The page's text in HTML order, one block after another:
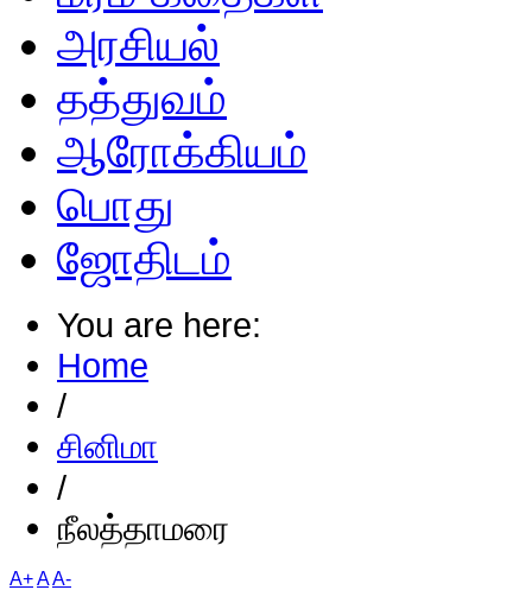
அரசியல்
தத்துவம்
ஆரோக்கியம்
பொது
ஜோதிடம்
You are here:
Home
/
சினிமா
/
நீலத்தாமரை
A+AA-